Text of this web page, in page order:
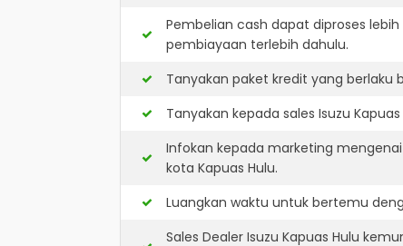
Pembelian cash dapat diproses
pembiayaan terlebih dahulu.
Tanyakan paket kredit yang berlaku
Tanyakan kepada sales Isuzu
Infokan kepada marketing
kota Kapuas Hulu.
Luangkan waktu untuk bertemu
Sales Dealer Isuzu Kapuas Hulu